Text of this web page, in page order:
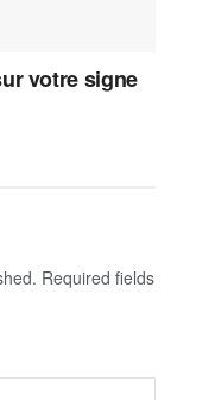
votre signe
Required fields